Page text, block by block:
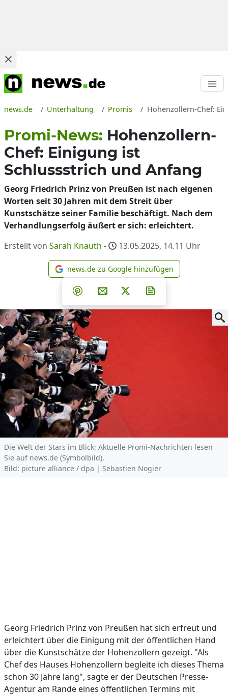
news.de Unterhaltung Promis Hohenzollern-Chef:
Promi-News: Hohenzollern-
Chef: Einigung ist
Schlussstrich und Anfang
Georg Friedrich Prinz von Preußen ist nach eigenen
Worten seit 30 Jahren mit dem Streit über
Kunstschätze seiner Familie beschäftigt. Nach dem
Verhandlungserfolg äußert er sich: erleichtert.
Erstellt von Sarah Knauth - 13.05.2025, 14.11 Uhr
news.de zu Google
news.de zu Google hinzufügen
Teilen auf Facebook
Teilen auf Whatsapp
Teilen auf Telegram
Teilen auf Pinterest
Per E-Mail teilen
Post auf X
Die Welt der Stars im Blick: Aktuelle Promi-Nachrichten lesen
Sie auf news.de (Symbolbild).
Bild: picture alliance / dpa | Sebastien Nogier
Georg Friedrich Prinz von Preußen hat sich erfreut und
erleichtert über die Einigung mit der öffentlichen Hand
über die Kunstschätze der Hohenzollern gezeigt. "Als
Chef des Hauses Hohenzollern begleite ich dieses Thema
schon 30 Jahre lang", sagte er der Deutschen Presse-
Agentur am Rande eines öffentlichen Termins mit